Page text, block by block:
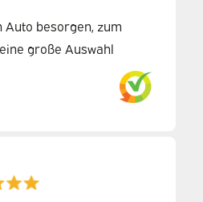
Auto besorgen, zum
große Auswahl